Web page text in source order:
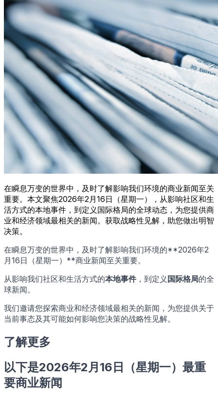
在瞬息万变的世界中，及时了解影响我们环境的商业新闻至关
重要。本文聚焦2026年2月16日（星期一），从影响社区和生
活方式的本地事件，到定义国际格局的全球动态，为您提供商
业和经济领域最相关的新闻。获取战略性见解，助您做出明智
决策。
在瞬息万变的世界中，及时了解影响我们环境的**2026年2
月16日（星期一）**商业新闻至关重要。
从影响我们社区和生活方式的本地事件，到定义 国际格局的全
球新闻。
我们邀请您探索商业和经济领域最相关的新闻，为您提供关于
当前事态及其可能如何影响您决策的战略性见解。
了解更多
以下是2026年2月16日（星期一）最重
要商业新闻